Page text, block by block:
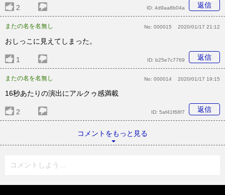
2 返信
ID: 4d9aa8b04a
またの名を名無し No: 000015 2020/01/17 21:12
おしっこに見えてしまった。
1 返信
ID: b25e7c7769
またの名を名無し No: 000014 2020/01/17 19:15
16秒あたりの演出にアルクゥ感満載
2 返信
ID: 5af41f68f7
コメントをもっと見る
コメントしよう...